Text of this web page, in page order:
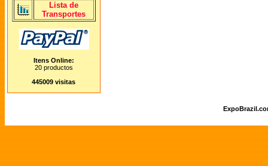
Lista de
Transportes
Itens Online:
20 productos
445009 visitas